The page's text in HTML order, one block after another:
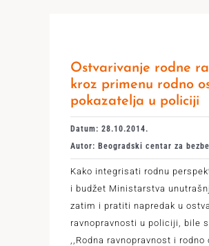
Ostvarivanje rodne
kroz primenu rodno
pokazatelja u policiji
Datum: 28.10.2014.
Autor: Beogradski centar za
Kako integrisati rodnu
i budžet Ministarstva
zatim i pratiti napredak u
ravnopravnosti u policiji, bile
,,Rodna ravnopravnost i